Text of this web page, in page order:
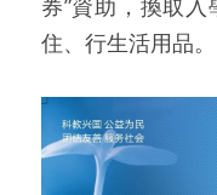
券”資助，換取入
住、行生活用品。